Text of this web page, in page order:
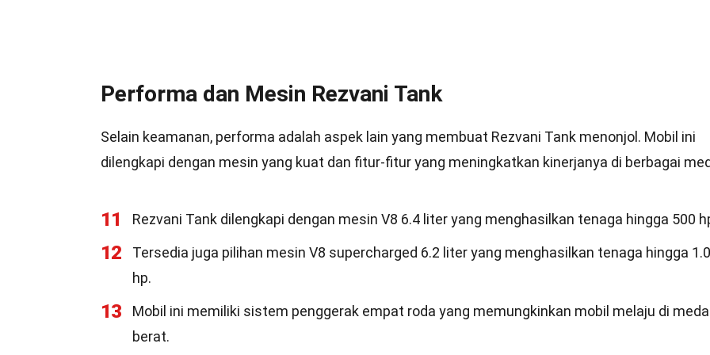
Performa dan Mesin Rezvani Tank
Selain keamanan, performa adalah aspek lain yang membuat Rezvani Tank menonjol. Mobil ini
dilengkapi dengan mesin yang kuat dan fitur-fitur yang meningkatkan kinerjanya di berbagai
11 Rezvani Tank dilengkapi dengan mesin V8 6.4 liter yang menghasilkan tenaga hingga 500
12
Tersedia juga pilihan mesin V8 supercharged 6.2 liter yang menghasilkan tenaga hingga
hp.
13
Mobil ini memiliki sistem penggerak empat roda yang memungkinkan mobil melaju di
berat.